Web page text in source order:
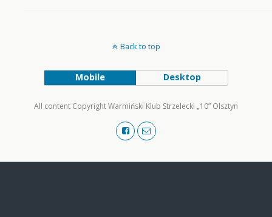
Back to top
Mobile Desktop
All content Copyright Warmiński Klub Strzelecki „10” Olsztyn